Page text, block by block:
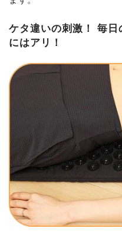
ケタ違いの刺激！ 毎
にはアリ！